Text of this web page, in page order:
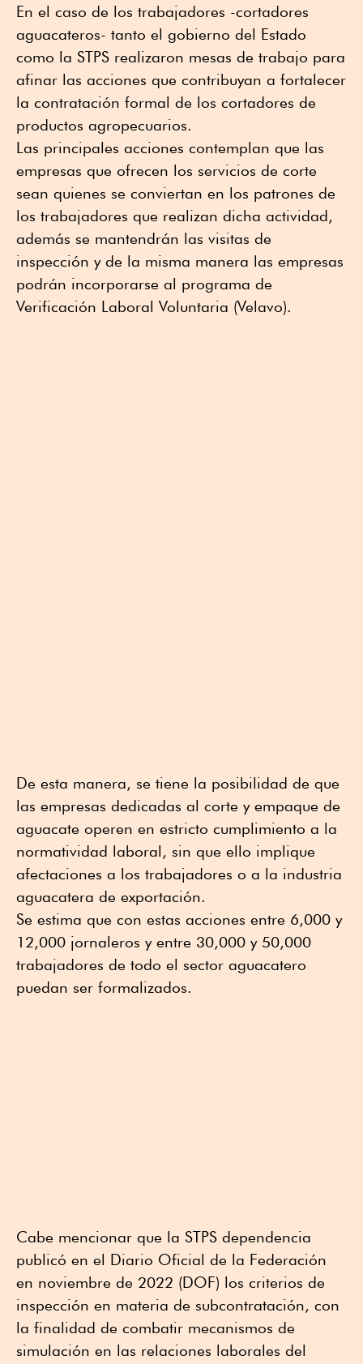
En el caso de los trabajadores -cortadores
aguacateros- tanto el gobierno del Estado
como la STPS realizaron mesas de trabajo para
afinar las acciones que contribuyan a fortalecer
la contratación formal de los cortadores de
productos agropecuarios.
Las principales acciones contemplan que las
empresas que ofrecen los servicios de corte
sean quienes se conviertan en los patrones de
los trabajadores que realizan dicha actividad,
además se mantendrán las visitas de
inspección y de la misma manera las empresas
podrán incorporarse al programa de
Verificación Laboral Voluntaria (Velavo).
De esta manera, se tiene la posibilidad de que
las empresas dedicadas al corte y empaque de
aguacate operen en estricto cumplimiento a la
normatividad laboral, sin que ello implique
afectaciones a los trabajadores o a la industria
aguacatera de exportación.
Se estima que con estas acciones entre 6,000 y
12,000 jornaleros y entre 30,000 y 50,000
trabajadores de todo el sector aguacatero
puedan ser formalizados.
Cabe mencionar que la STPS dependencia
publicó en el Diario Oficial de la Federación
en noviembre de 2022 (DOF) los criterios de
inspección en materia de subcontratación, con
la finalidad de combatir mecanismos de
simulación en las relaciones laborales del